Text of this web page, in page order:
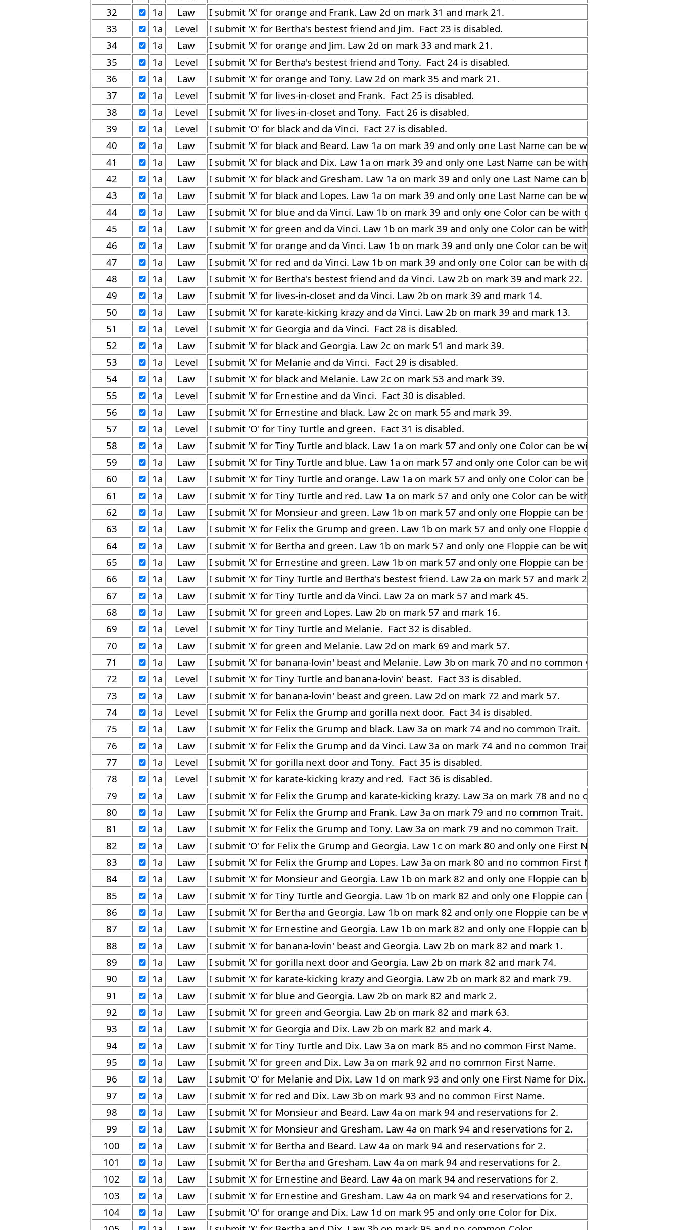
32
1a
Law
33
1a
Level
34
1a
Law
35
1a
Level
36
1a
Law
37
1a
Level
38
1a
Level
39
1a
Level
40
1a
Law
41
1a
Law
42
1a
Law
43
1a
Law
44
1a
Law
45
1a
Law
46
1a
Law
47
1a
Law
48
1a
Law
49
1a
Law
50
1a
Law
51
1a
Level
52
1a
Law
53
1a
Level
54
1a
Law
55
1a
Level
56
1a
Law
57
1a
Level
58
1a
Law
59
1a
Law
60
1a
Law
61
1a
Law
62
1a
Law
63
1a
Law
64
1a
Law
65
1a
Law
66
1a
Law
67
1a
Law
68
1a
Law
69
1a
Level
70
1a
Law
71
1a
Law
72
1a
Level
73
1a
Law
74
1a
Level
75
1a
Law
76
1a
Law
77
1a
Level
78
1a
Level
79
1a
Law
80
1a
Law
81
1a
Law
82
1a
Law
83
1a
Law
84
1a
Law
85
1a
Law
86
1a
Law
87
1a
Law
88
1a
Law
89
1a
Law
90
1a
Law
91
1a
Law
92
1a
Law
93
1a
Law
94
1a
Law
95
1a
Law
96
1a
Law
97
1a
Law
98
1a
Law
99
1a
Law
100
1a
Law
101
1a
Law
102
1a
Law
103
1a
Law
104
1a
Law